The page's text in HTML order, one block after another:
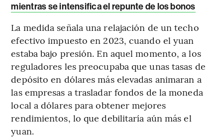
mientras se intensifica el repunte de los bonos
La medida señala una relajación de un techo
efectivo impuesto en 2023, cuando el yuan
estaba bajo presión. En aquel momento, a los
reguladores les preocupaba que unas tasas de
depósito en dólares más elevadas animaran a
las empresas a trasladar fondos de la moneda
local a dólares para obtener mejores
rendimientos, lo que debilitaría aún más el
yuan.